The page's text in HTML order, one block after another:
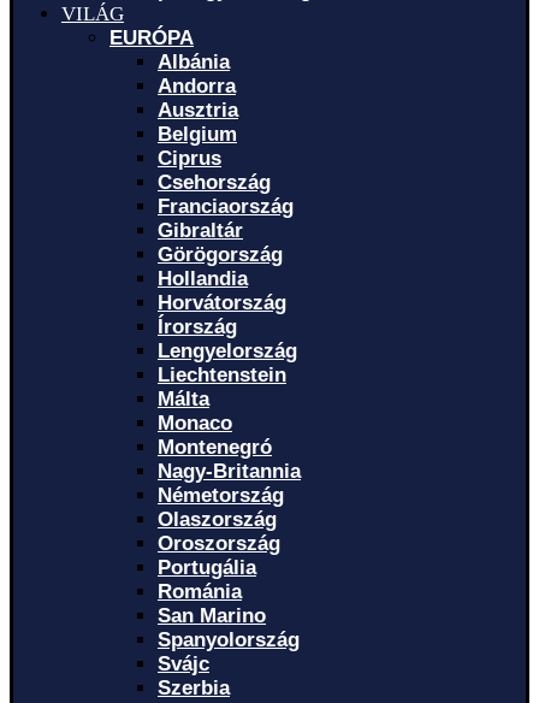
VILÁG
EURÓPA
Albánia
Andorra
Ausztria
Belgium
Ciprus
Csehország
Franciaország
Gibraltár
Görögország
Hollandia
Horvátország
Írország
Lengyelország
Liechtenstein
Málta
Monaco
Montenegró
Nagy-Britannia
Németország
Olaszország
Oroszország
Portugália
Románia
San Marino
Spanyolország
Svájc
Szerbia